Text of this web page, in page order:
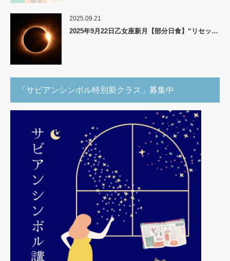
2025.09.21
2025年9月22日乙女座新月【部分日食】“リセッ…
「サビアンシンボル特別新クラス」募集中